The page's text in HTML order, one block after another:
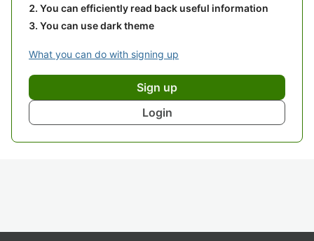
You can efficiently read back useful information
You can use dark theme
What you can do with signing up
Sign up
Login